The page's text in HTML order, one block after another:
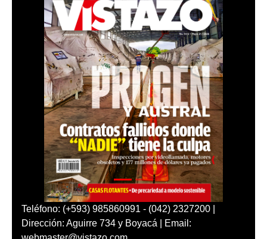
Teléfono: (+593) 985860991 - (042) 2327200 |
Dirección: Aguirre 734 y Boyacá | Email: